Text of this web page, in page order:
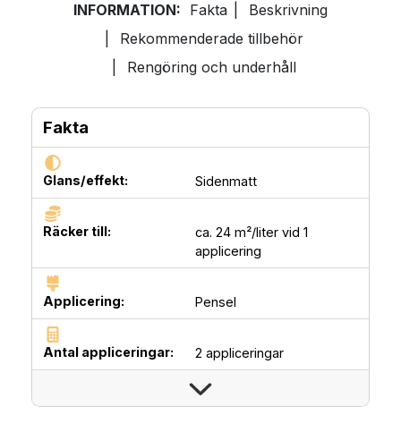
INFORMATION: Fakta
Beskrivning
Rekommenderade tillbehör
Rengöring och underhåll
Fakta
Glans/effekt: Sidenmatt
Räcker till:
ca. 24 m²/liter vid 1
applicering
Applicering: Pensel
Antal appliceringar: 2 appliceringar